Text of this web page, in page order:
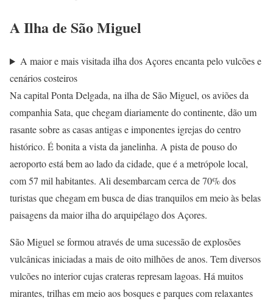
A Ilha de São Miguel
A maior e mais visitada ilha dos Açores encanta pelo vulcões e
cenários costeiros
Na capital Ponta Delgada, na ilha de São Miguel, os aviões da
companhia Sata, que chegam diariamente do continente, dão um
rasante sobre as casas antigas e imponentes igrejas do centro
histórico. É bonita a vista da janelinha. A pista de pouso do
aeroporto está bem ao lado da cidade, que é a metrópole local,
com 57 mil habitantes. Ali desembarcam cerca de 70% dos
turistas que chegam em busca de dias tranquilos em meio às belas
paisagens da maior ilha do arquipélago dos Açores.
São Miguel se formou através de uma sucessão de explosões
vulcânicas iniciadas a mais de oito milhões de anos. Tem diversos
vulcões no interior cujas crateras represam lagoas. Há muitos
mirantes, trilhas em meio aos bosques e parques com relaxantes